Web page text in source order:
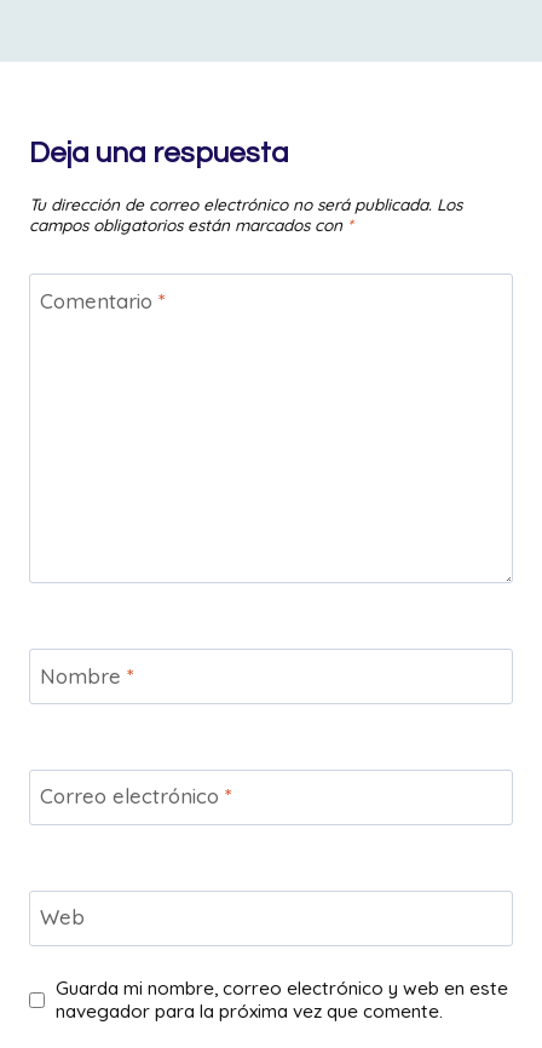
Deja una respuesta
Tu dirección de correo electrónico no será publicada. Los
campos obligatorios están marcados con *
Comentario *
Nombre *
Correo electrónico *
Web
Guarda mi nombre, correo electrónico y web en este
navegador para la próxima vez que comente.